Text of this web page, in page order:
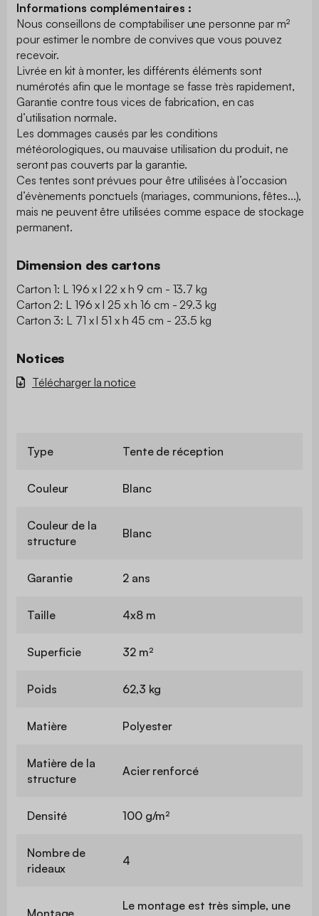
Informations complémentaires :
Nous conseillons de comptabiliser une personne par m²
pour estimer le nombre de convives que vous pouvez
recevoir.
Livrée en kit à monter, les différents éléments sont
numérotés afin que le montage se fasse très rapidement,
Garantie contre tous vices de fabrication, en cas
d’utilisation normale.
Les dommages causés par les conditions
météorologiques, ou mauvaise utilisation du produit, ne
seront pas couverts par la garantie.
Ces tentes sont prévues pour être utilisées à l’occasion
d’évènements ponctuels (mariages, communions, fêtes...),
mais ne peuvent être utilisées comme espace de stockage
permanent.
Dimension des cartons
Carton 1: L 196 x l 22 x h 9 cm - 13.7 kg
Carton 2: L 196 x l 25 x h 16 cm - 29.3 kg
Carton 3: L 71 x l 51 x h 45 cm - 23.5 kg
Notices
Télécharger la notice
Type Tente de réception
Couleur Blanc
Couleur de la
structure
Blanc
Garantie 2 ans
Taille 4x8 m
Superficie 32 m²
Poids 62,3 kg
Matière Polyester
Matière de la
structure
Acier renforcé
Densité 100 g/m²
Nombre de
rideaux
4
Le montage est très simple, une